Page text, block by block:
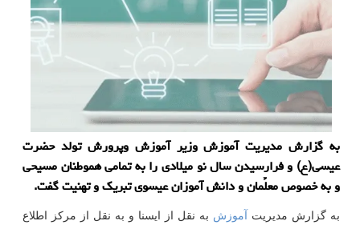
به گزارش مدیریت آموزش وزیر آموزش وپرورش تولد حضرت
عیسی(ع) و فرارسیدن سال نو میلادی را به تمامی هموطنان مسیحی
و به خصوص معلّمان و دانش آموزان عیسویِ تبریك و تهنیت گفت.
به گزارش مدیریت آموزش به نقل از ایسنا و به نقل از مركز اطلاع